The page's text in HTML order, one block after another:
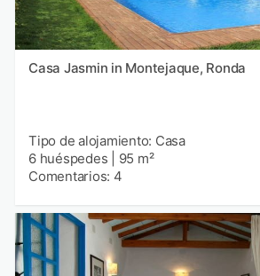
Casa Jasmin in Montejaque, Ronda
Tipo de alojamiento: Casa
6 huéspedes
95 m²
Comentarios: 4